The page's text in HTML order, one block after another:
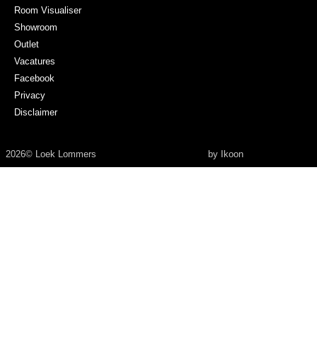
Room Visualiser
Showroom
Outlet
Vacatures
Facebook
Privacy
Disclaimer
2026© Loek Lommers by Ikoon